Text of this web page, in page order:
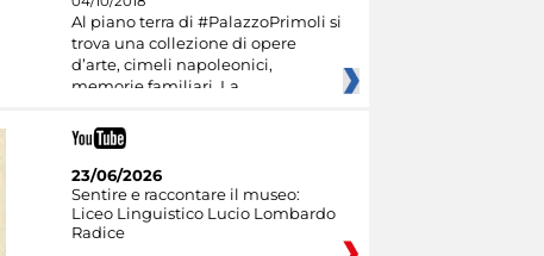
Al piano terra di #PalazzoPrimoli si
trova una collezione di opere
d’arte, cimeli napoleonici,
memorie familiari. La
23/06/2026
Sentire e raccontare il museo:
Liceo Linguistico Lucio Lombardo
Radice